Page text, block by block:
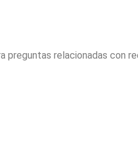
relacionadas con